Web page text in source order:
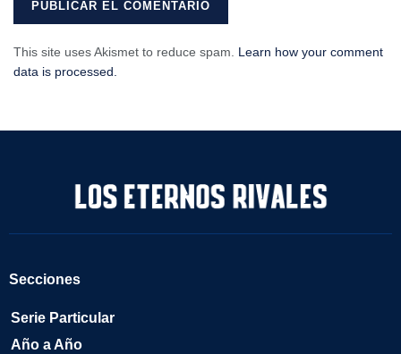
This site uses Akismet to reduce spam. Learn how your comment
data is processed.
Secciones
Serie Particular
Año a Año